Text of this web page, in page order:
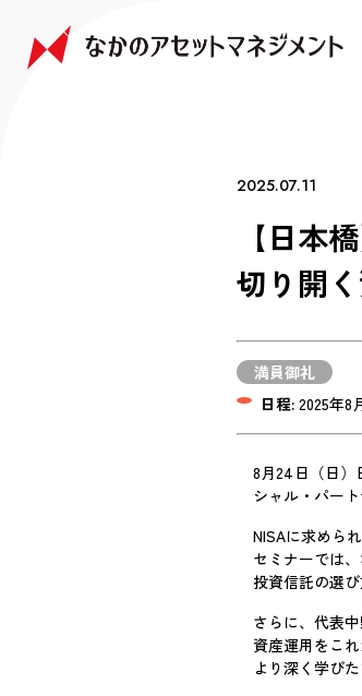
なかの日本成
なかの世界成
会社情報
よくあるご質問
2025.07.11
【日本
切り開
満員御礼
日程: 2025年8
8月24日（日
シャル・パー
NISAに求めら
セミナーでは
投資信託の選
さらに、代表
資産運用をこれ
より深く学び